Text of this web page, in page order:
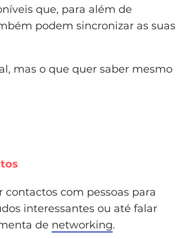
que, para além de
podem sincronizar as suas
mas o que quer saber mesmo
contactos com pessoas para
interessantes ou até falar
de networking.